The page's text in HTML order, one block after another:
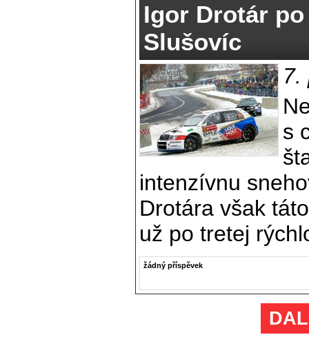
Igor Drotár
Slušovíc
7.
s
intenzívnu
Drotára však
už po tretej
žádný příspěvek